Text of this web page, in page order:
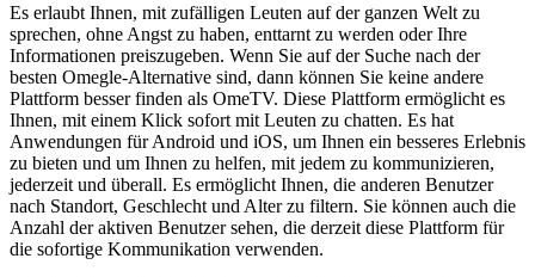
Es erlaubt Ihnen, mit zufälligen Leuten auf der ganzen Welt zu
sprechen, ohne Angst zu haben, enttarnt zu werden oder Ihre
Informationen preiszugeben. Wenn Sie auf der Suche nach der
besten Omegle-Alternative sind, dann können Sie keine andere
Plattform besser finden als OmeTV. Diese Plattform ermöglicht es
Ihnen, mit einem Klick sofort mit Leuten zu chatten. Es hat
Anwendungen für Android und iOS, um Ihnen ein besseres Erlebnis
zu bieten und um Ihnen zu helfen, mit jedem zu kommunizieren,
jederzeit und überall. Es ermöglicht Ihnen, die anderen Benutzer
nach Standort, Geschlecht und Alter zu filtern. Sie können auch die
Anzahl der aktiven Benutzer sehen, die derzeit diese Plattform für
die sofortige Kommunikation verwenden.